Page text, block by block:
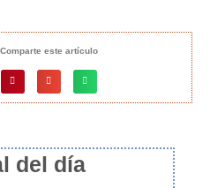
este artículo
del día